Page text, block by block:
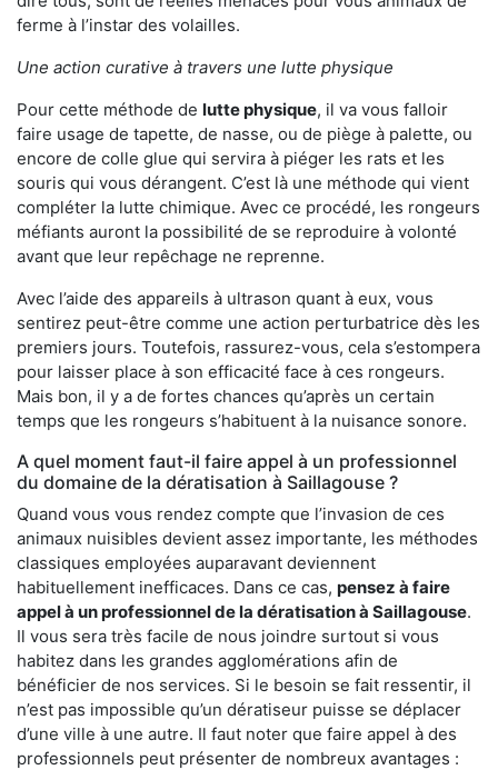
ferme à l’instar des volailles.
Une action curative à travers une lutte physique
Pour cette méthode de lutte physique, il va vous falloir
faire usage de tapette, de nasse, ou de piège à palette, ou
encore de colle glue qui servira à piéger les rats et les
souris qui vous dérangent. C’est là une méthode qui vient
compléter la lutte chimique. Avec ce procédé, les rongeurs
méfiants auront la possibilité de se reproduire à volonté
avant que leur repêchage ne reprenne.
Avec l’aide des appareils à ultrason quant à eux, vous
sentirez peut-être comme une action perturbatrice dès les
premiers jours. Toutefois, rassurez-vous, cela s’estompera
pour laisser place à son efficacité face à ces rongeurs.
Mais bon, il y a de fortes chances qu’après un certain
temps que les rongeurs s’habituent à la nuisance sonore.
A quel moment faut-il faire appel à un professionnel
du domaine de la dératisation à Saillagouse ?
Quand vous vous rendez compte que l’invasion de ces
animaux nuisibles devient assez importante, les méthodes
classiques employées auparavant deviennent
habituellement inefficaces. Dans ce cas, pensez à faire
appel à un professionnel de la dératisation à Saillagouse.
Il vous sera très facile de nous joindre surtout si vous
habitez dans les grandes agglomérations afin de
bénéficier de nos services. Si le besoin se fait ressentir, il
n’est pas impossible qu’un dératiseur puisse se déplacer
d’une ville à une autre. Il faut noter que faire appel à des
professionnels peut présenter de nombreux avantages :